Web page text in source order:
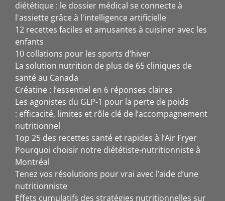
diététique : le dossier médical se connecte à
l'assiette grâce à l'intelligence artificielle
12 recettes faciles et amusantes à cuisiner avec les
enfants
10 collations pour les sports d’hiver
La solution nutrition de plus de 65 cliniques de
santé au Canada
Créatine : l’essentiel en 6 réponses claires
Les agonistes du GLP-1 pour la perte de poids
: efficacité, limites et rôle clé de l’accompagnement
nutritionnel
Top 25 des recettes santé et rapides à l’Air Fryer
Pourquoi choisir notre diététiste-nutritionniste à
Montréal
Tenez vos résolutions pour vrai avec l’aide d’une
nutritionniste
Effets cumulatifs des stratégies nutritionnelles sur